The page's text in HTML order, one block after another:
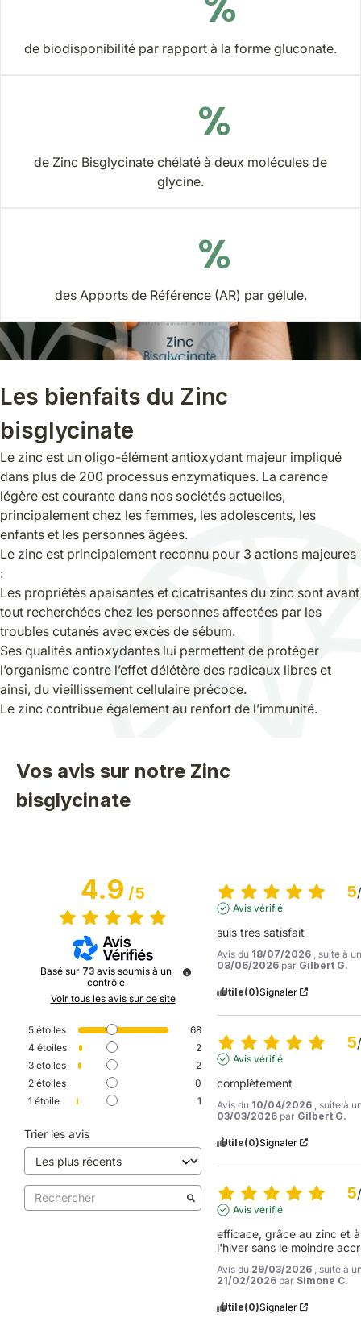
de biodisponibilité par rapport à la forme gluconate.
%
de Zinc Bisglycinate chélaté à deux molécules de
glycine.
%
des Apports de Référence (AR) par gélule.
Les bienfaits du Zinc
bisglycinate
Le zinc est un oligo-élément antioxydant majeur impliqué
dans plus de 200 processus enzymatiques. La carence
légère est courante dans nos sociétés actuelles,
principalement chez les femmes, les adolescents, les
enfants et les personnes âgées.
Le zinc est principalement reconnu pour 3 actions majeures
:
Les propriétés apaisantes et cicatrisantes du zinc sont avant
tout recherchées chez les personnes affectées par les
troubles cutanés avec excès de sébum.
Ses qualités antioxydantes lui permettent de protéger
l’organisme contre l’effet délétère des radicaux libres et
ainsi, du vieillissement cellulaire précoce.
Le zinc contribue également au renfort de l’immunité.
Vos avis sur notre Zinc
bisglycinate
4.9/5
Basé sur 73 avis soumis à un
contrôle
Voir tous les avis sur ce site
5 étoiles
68
4 étoiles
2
3 étoiles
2
2 étoiles
0
1 étoile 1
Trier les avis
5/
Avis vérifié
suis très satisfait
Avis du 18/07/2026
, suite à
08/06/2026 par Gilbert G.
Utile(0)Signaler
5/
Avis vérifié
complètement
Avis du 10/04/2026
, suite à
03/03/2026 par Gilbert G.
Utile(0)Signaler
5/
Avis vérifié
efficace, grâce au zinc et
l'hiver sans le moindre
Avis du 29/03/2026
, suite à
21/02/2026 par Simone C.
Utile(0)Signaler
-10% sur votre
1ère commande !
Inscrivez-vous à la
votre code de bienvenue.
Je m'inscris